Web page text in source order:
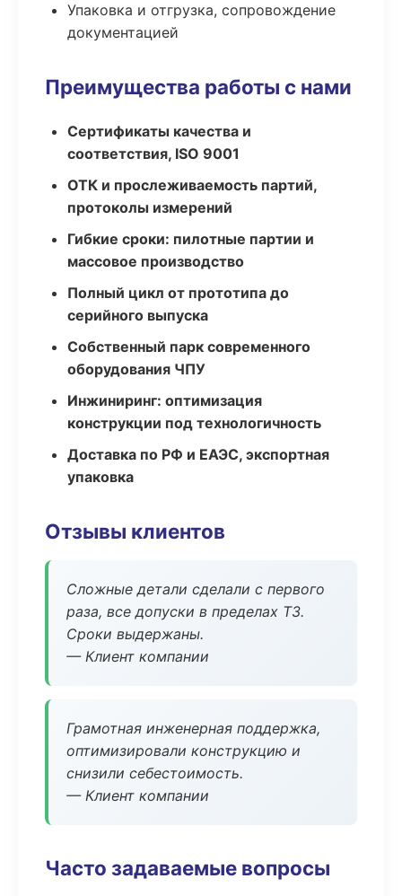
Упаковка и отгрузка, сопровождение
документацией
Преимущества работы с нами
Сертификаты качества и
соответствия, ISO 9001
ОТК и прослеживаемость партий,
протоколы измерений
Гибкие сроки: пилотные партии и
массовое производство
Полный цикл от прототипа до
серийного выпуска
Собственный парк современного
оборудования ЧПУ
Инжиниринг: оптимизация
конструкции под технологичность
Доставка по РФ и ЕАЭС, экспортная
упаковка
Отзывы клиентов
Сложные детали сделали с первого
раза, все допуски в пределах ТЗ.
Сроки выдержаны.
— Клиент компании
Грамотная инженерная поддержка,
оптимизировали конструкцию и
снизили себестоимость.
— Клиент компании
Часто задаваемые вопросы